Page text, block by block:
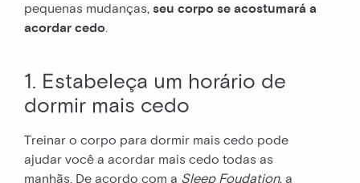
pequenas mudanças, seu corpo se acostumará a
acordar cedo.
1. Estabeleça um horário de
dormir mais cedo
Treinar o corpo para dormir mais cedo pode
ajudar você a acordar mais cedo todas as
manhãs. De acordo com a Sleep Foudation, a